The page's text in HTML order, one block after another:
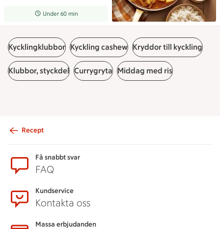
Receptet tar Under 60 min att tillaga
Under 60 min
Kycklingklubbor Kyckling cashew Kryddor till kyckling
Klubbor, styckdel Currygryta Middag med ris
Recept
Få snabbt svar
FAQ
Kundservice
Kontakta oss
Massa erbjudanden